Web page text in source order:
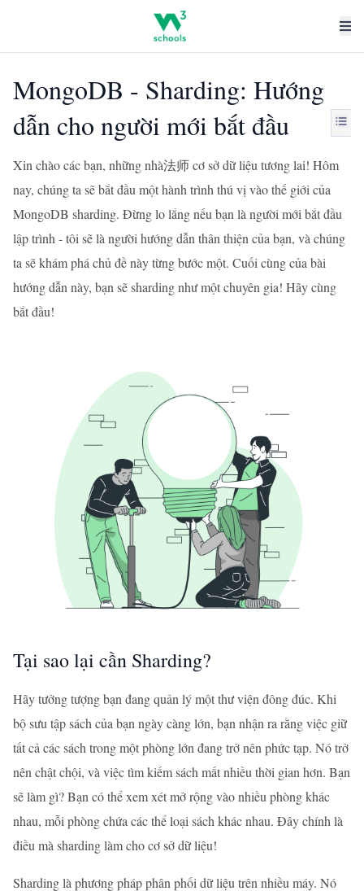
MongoDB - Sharding: Hướng
dẫn cho người mới bắt đầu
Xin chào các bạn, những nhà法师 cơ sở dữ liệu tương lai! Hôm
nay, chúng ta sẽ bắt đầu một hành trình thú vị vào thế giới của
MongoDB sharding. Đừng lo lắng nếu bạn là người mới bắt đầu
lập trình - tôi sẽ là người hướng dẫn thân thiện của bạn, và chúng
ta sẽ khám phá chủ đề này từng bước một. Cuối cùng của bài
hướng dẫn này, bạn sẽ sharding như một chuyên gia! Hãy cùng
bắt đầu!
Tại sao lại cần Sharding?
Hãy tưởng tượng bạn đang quản lý một thư viện đông đúc. Khi
bộ sưu tập sách của bạn ngày càng lớn, bạn nhận ra rằng việc giữ
tất cả các sách trong một phòng lớn đang trở nên phức tạp. Nó trở
nên chật chội, và việc tìm kiếm sách mất nhiều thời gian hơn. Bạn
sẽ làm gì? Bạn có thể xem xét mở rộng vào nhiều phòng khác
nhau, mỗi phòng chứa các thể loại sách khác nhau. Đây chính là
điều mà sharding làm cho cơ sở dữ liệu!
Sharding là phương pháp phân phối dữ liệu trên nhiều máy. Nó